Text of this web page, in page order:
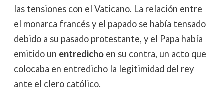
las tensiones con el Vaticano. La relación entre
el monarca francés y el papado se había tensado
debido a su pasado protestante, y el Papa había
emitido un entredichoen su contra, un acto que
colocaba en entredicho la legitimidad del rey
ante el clero católico.